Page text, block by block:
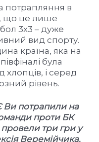
потрапляння в
що це лише
3х3 – дуже
вид спорту.
країна, яка на
була
хлопців, і серед
рівень.
Ви потрапили на
проти БК
три гри у
Веремійчика.